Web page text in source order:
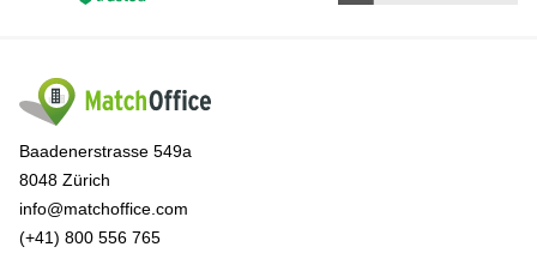
Baadenerstrasse 549a
8048 Zürich
info@matchoffice.com
(+41) 800 556 765